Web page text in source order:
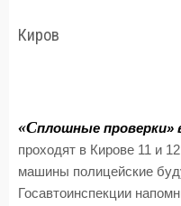
Киров
«Сплошные проверки»
проходят в Кирове 11 и
машины полицейские
Госавтоинспекции